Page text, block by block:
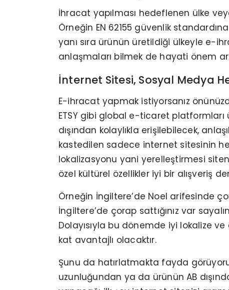
İhracat yapılması hedeflenen ülke
Örneğin EN 62155 güvenlik
yanı sıra ürünün üretildiği ülkeyle e-
anlaşmaları bilmek de hayati önem
İnternet Sitesi, Sosyal Medya
E-ihracat yapmak istiyorsanız
ETSY gibi global e-ticaret
dışından kolaylıkla erişilebilecek,
kastedilen sadece internet sitesinin
lokalizasyonu yani yerelleştirmesi
özel kültürel özellikler iyi bir alışveriş
Örneğin İngiltere’de Noel arifesinde
İngiltere’de çorap sattığınız var
Dolayısıyla bu dönemde iyi lokalize
kat avantajlı olacaktır.
Şunu da hatırlatmakta fayda
uzunluğundan ya da ürünün AB